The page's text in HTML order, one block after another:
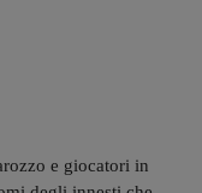
e giocatori in